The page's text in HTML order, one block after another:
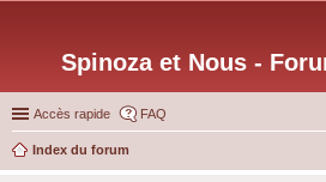
Spinoza et Nous -
Accès rapide FAQ
Index du forum